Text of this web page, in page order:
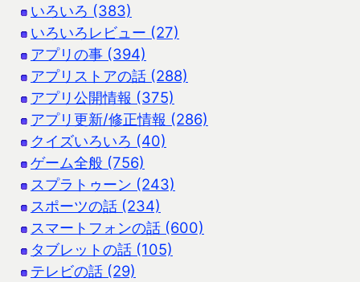
いろいろ (383)
いろいろレビュー (27)
アプリの事 (394)
アプリストアの話 (288)
アプリ公開情報 (375)
アプリ更新/修正情報 (286)
クイズいろいろ (40)
ゲーム全般 (756)
スプラトゥーン (243)
スポーツの話 (234)
スマートフォンの話 (600)
タブレットの話 (105)
テレビの話 (29)